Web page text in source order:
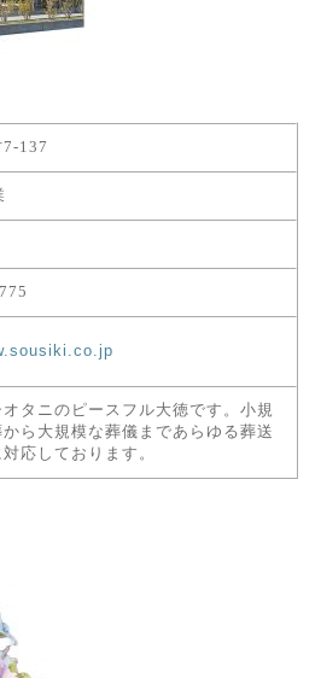
137
タニのピースフル大徳です。小規
ら大規模な葬儀まであらゆる葬送
応しております。